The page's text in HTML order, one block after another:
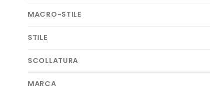
MACRO-STILE
STILE
SCOLLATURA
MARCA